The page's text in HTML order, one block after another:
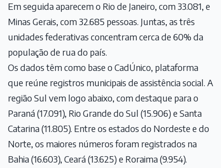
Em seguida aparecem o Rio de Janeiro, com 33.081, e
Minas Gerais, com 32.685 pessoas. Juntas, as três
unidades federativas concentram cerca de 60% da
população de rua do país.
Os dados têm como base o CadÚnico, plataforma
que reúne registros municipais de assistência social. A
região Sul vem logo abaixo, com destaque para o
Paraná (17.091), Rio Grande do Sul (15.906) e Santa
Catarina (11.805). Entre os estados do Nordeste e do
Norte, os maiores números foram registrados na
Bahia (16.603), Ceará (13.625) e Roraima (9.954).